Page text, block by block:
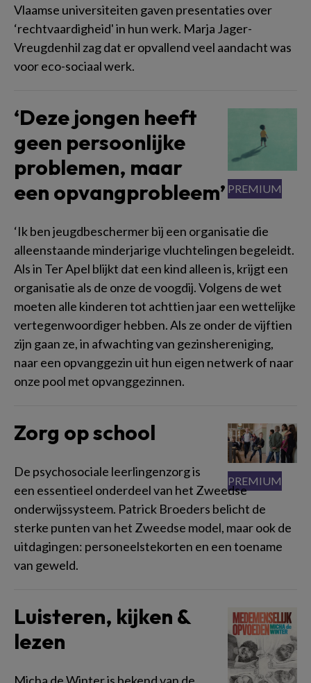
Vlaamse universiteiten gaven presentaties over
‘rechtvaardigheid' in hun werk. Marja Jager-
Vreugdenhil zag dat er opvallend veel aandacht was
voor eco-sociaal werk.
‘Deze jongen heeft
geen persoonlijke
problemen, maar
een opvangprobleem’
‘Ik ben jeugdbeschermer bij een organisatie die
alleenstaande minderjarige vluchtelingen begeleidt.
Als in Ter Apel blijkt dat een kind alleen is, krijgt een
organisatie als de onze de voogdij. Volgens de wet
moeten alle kinderen tot achttien jaar een wettelijke
vertegenwoordiger hebben. Als ze onder de vijftien
zijn gaan ze, in afwachting van gezinshereniging,
naar een opvanggezin uit hun eigen netwerk of naar
onze pool met opvanggezinnen.
Zorg op school
De psychosociale leerlingenzorg is
een essentieel onderdeel van het Zweedse
onderwijssysteem. Patrick Broeders belicht de
sterke punten van het Zweedse model, maar ook de
uitdagingen: personeelstekorten en een toename
van geweld.
Luisteren, kijken &
lezen